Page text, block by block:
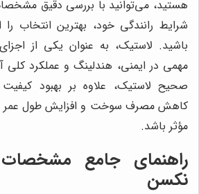
هستید، می‌توانید با بررسی دقیق
شرایط رانندگی خود، بهترین انتخاب
باشید. لاستیک، به عنوان یکی از
مهمی در ایمنی، هندلینگ و عملکرد کلی
صحیح لاستیک، علاوه بر بهبود کیفیت
کاهش مصرف سوخت و افزایش طول عمر
مؤثر باشد.
راهنمای جامع
نکسن